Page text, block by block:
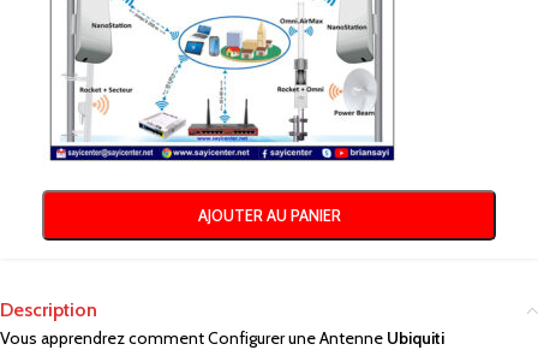
AJOUTER AU PANIER
Description
Vous apprendrez comment Configurer une Antenne Ubiquiti